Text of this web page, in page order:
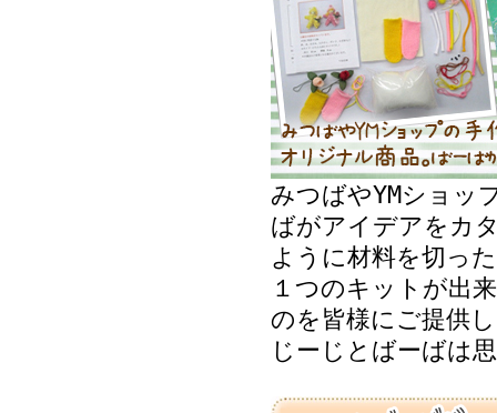
みつばやYMショッ
ばがアイデアをカ
ように材料を切っ
１つのキットが出
のを皆様にご提供
じーじとばーばは